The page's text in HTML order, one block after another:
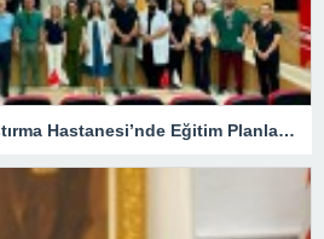
Kırklareli Eğitim ve Araştırma Hastanesi’nde Eğitim Planlaması Masaya Yatırıldı